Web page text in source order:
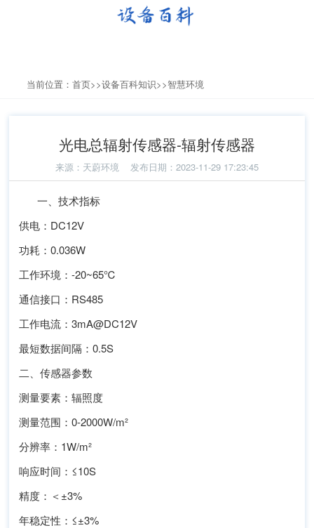
当前位置： 首页>>设备百科知识>>智慧环境
光电总辐射传感器-辐射传感器
来源： 天蔚环境 发布日期：2023-11-29 17:23:45
一、技术指标
供电：DC12V
功耗：0.036W
工作环境：-20~65℃
通信接口：RS485
工作电流：3mA@DC12V
最短数据间隔：0.5S
二、传感器参数
测量要素：辐照度
测量范围：0-2000W/m²
分辨率：1W/m²
响应时间：≤10S
精度：＜±3%
年稳定性：≤±3%